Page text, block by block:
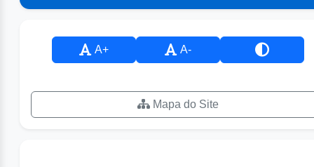
A+ A-
Mapa do Site